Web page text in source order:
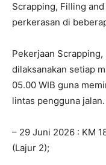
Scrapping, Filling
perkerasan di
Pekerjaan Scrapping,
dilaksanakan setiap
05.00 WIB guna
lintas pengguna
– 29 Juni 2026 : KM
(Lajur 2);